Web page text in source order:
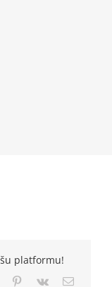
platformu!
Tumblr Pinterest
Vk Email